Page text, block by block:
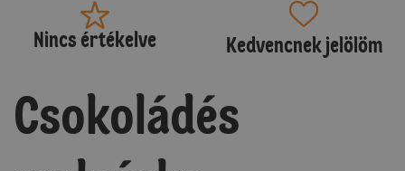
Nincs értékelve Kedvencnek jelölöm
Csokoládés